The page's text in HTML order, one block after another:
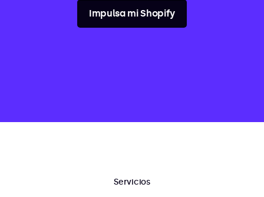
Impulsa mi Shopify
Servicios